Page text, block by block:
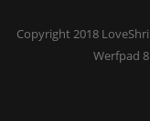
Copyright 2018
Werfpad